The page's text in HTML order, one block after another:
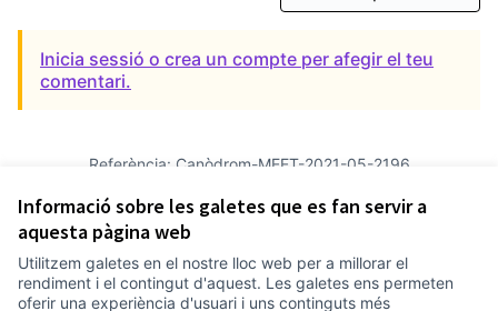
Informació sobre les galetes que es fan servir a
aquesta pàgina web
Utilitzem galetes en el nostre lloc web per a millorar el
rendiment i el contingut d'aquest. Les galetes ens permeten
oferir una experiència d'usuari i uns continguts més
Inicia sessió o crea un compte per afegir el teu
comentari.
Referència: Canòdrom-MEET-2021-05-2196
Afegir al calendari
Termes i condicions d'ús
Configuració de les galetes